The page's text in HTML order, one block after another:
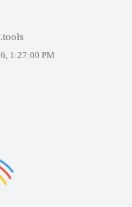
1:27:00 PM